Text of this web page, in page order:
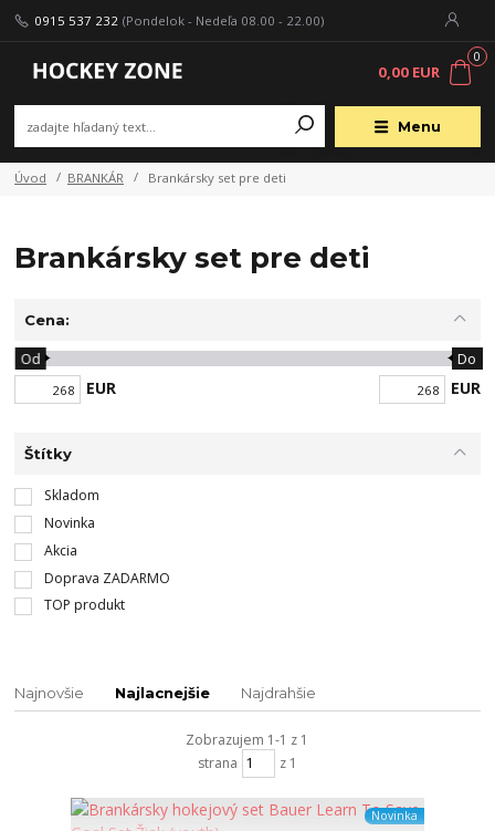
Menu
0915 537 232 (Pondelok - Nedeľa 08.00 - 22.00)
0
0,00 EUR
Úvod BRANKÁR Brankársky set pre deti
Brankársky set pre deti
Cena:
EUR
Od Do
EUR
Štítky
Skladom
Novinka
Akcia
Doprava ZADARMO
TOP produkt
Najnovšie Najlacnejšie Najdrahšie
Zobrazujem 1-1 z 1
strana
z 1
Novinka